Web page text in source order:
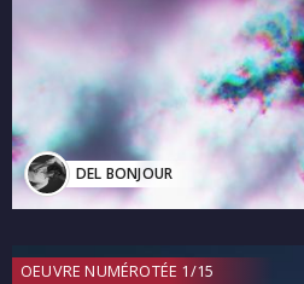
DEL BONJOUR
OEUVRE NUMÉROTÉE 1/15